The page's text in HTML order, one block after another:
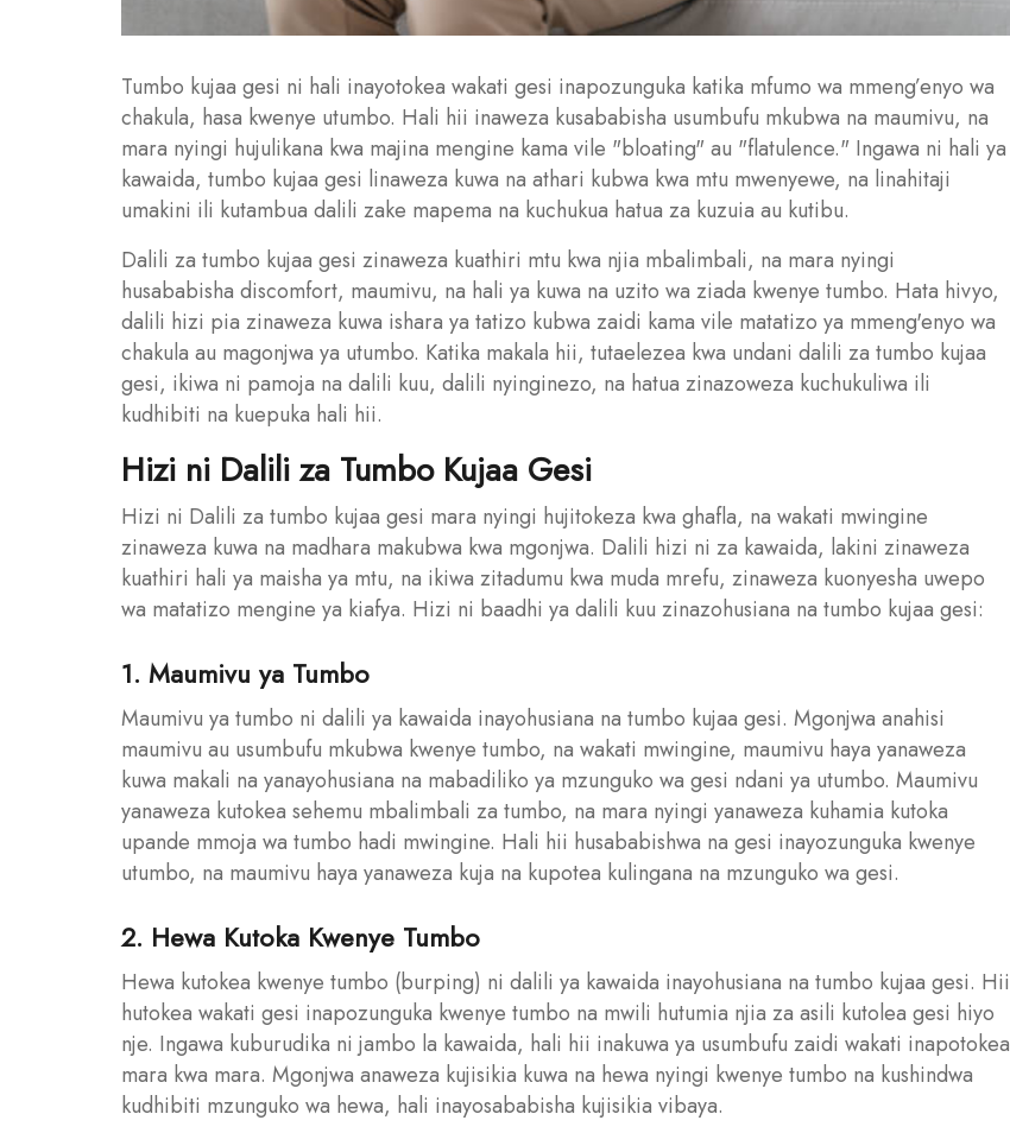
Tumbo kujaa gesi ni hali inayotokea wakati gesi inapozunguka katika mfumo wa mmeng’enyo wa
chakula, hasa kwenye utumbo. Hali hii inaweza kusababisha usumbufu mkubwa na maumivu, na
mara nyingi hujulikana kwa majina mengine kama vile "bloating" au "flatulence." Ingawa ni hali ya
kawaida, tumbo kujaa gesi linaweza kuwa na athari kubwa kwa mtu mwenyewe, na linahitaji
umakini ili kutambua dalili zake mapema na kuchukua hatua za kuzuia au kutibu.
Dalili za tumbo kujaa gesi zinaweza kuathiri mtu kwa njia mbalimbali, na mara nyingi
husababisha discomfort, maumivu, na hali ya kuwa na uzito wa ziada kwenye tumbo. Hata hivyo,
dalili hizi pia zinaweza kuwa ishara ya tatizo kubwa zaidi kama vile matatizo ya mmeng'enyo wa
chakula au magonjwa ya utumbo. Katika makala hii, tutaelezea kwa undani dalili za tumbo kujaa
gesi, ikiwa ni pamoja na dalili kuu, dalili nyinginezo, na hatua zinazoweza kuchukuliwa ili
kudhibiti na kuepuka hali hii.
Hizi ni Dalili za Tumbo Kujaa Gesi
Hizi ni Dalili za tumbo kujaa gesi mara nyingi hujitokeza kwa ghafla, na wakati mwingine
zinaweza kuwa na madhara makubwa kwa mgonjwa. Dalili hizi ni za kawaida, lakini zinaweza
kuathiri hali ya maisha ya mtu, na ikiwa zitadumu kwa muda mrefu, zinaweza kuonyesha uwepo
wa matatizo mengine ya kiafya. Hizi ni baadhi ya dalili kuu zinazohusiana na tumbo kujaa gesi:
1. Maumivu ya Tumbo
Maumivu ya tumbo ni dalili ya kawaida inayohusiana na tumbo kujaa gesi. Mgonjwa anahisi
maumivu au usumbufu mkubwa kwenye tumbo, na wakati mwingine, maumivu haya yanaweza
kuwa makali na yanayohusiana na mabadiliko ya mzunguko wa gesi ndani ya utumbo. Maumivu
yanaweza kutokea sehemu mbalimbali za tumbo, na mara nyingi yanaweza kuhamia kutoka
upande mmoja wa tumbo hadi mwingine. Hali hii husababishwa na gesi inayozunguka kwenye
utumbo, na maumivu haya yanaweza kuja na kupotea kulingana na mzunguko wa gesi.
2. Hewa Kutoka Kwenye Tumbo
Hewa kutokea kwenye tumbo (burping) ni dalili ya kawaida inayohusiana na tumbo kujaa gesi. Hii
hutokea wakati gesi inapozunguka kwenye tumbo na mwili hutumia njia za asili kutolea gesi hiyo
nje. Ingawa kuburudika ni jambo la kawaida, hali hii inakuwa ya usumbufu zaidi wakati inapotokea
mara kwa mara. Mgonjwa anaweza kujisikia kuwa na hewa nyingi kwenye tumbo na kushindwa
kudhibiti mzunguko wa hewa, hali inayosababisha kujisikia vibaya.